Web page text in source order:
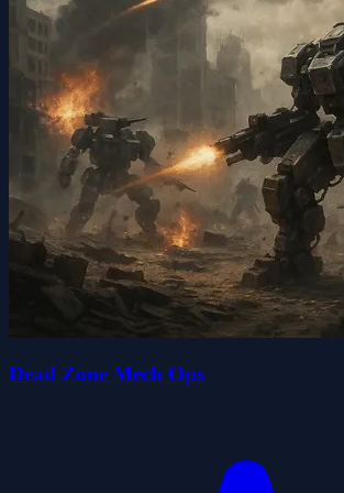
Dead Zone Mech Ops